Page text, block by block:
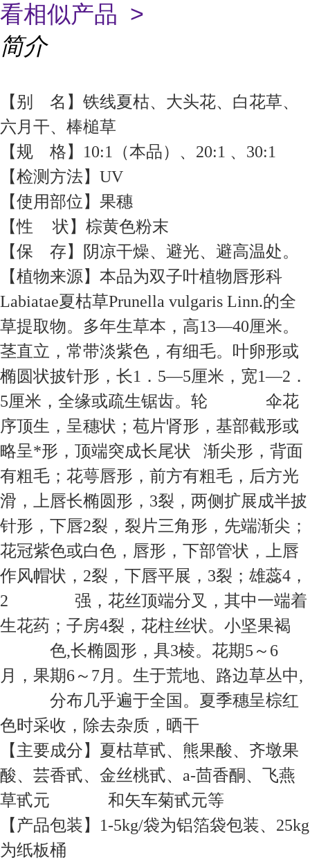
看相似产品 >
简介
【别 名】铁线夏枯、大头花、白花草、
六月干、棒槌草
【规 格】10:1（本品）、20:1 、30:1
【检测方法】UV
【使用部位】果穗
【性 状】棕黄色粉末
【保 存】阴凉干燥、避光、避高温处。
【植物来源】本品为双子叶植物唇形科
Labiatae夏枯草Prunella vulgaris Linn.的全
草提取物。多年生草本，高13—40厘米。
茎直立，常带淡紫色，有细毛。叶卵形或
椭圆状披针形，长1．5—5厘米，宽1—2．
5厘米，全缘或疏生锯齿。轮 伞花
序顶生，呈穗状；苞片肾形，基部截形或
略呈*形，顶端突成长尾状 渐尖形，背面
有粗毛；花萼唇形，前方有粗毛，后方光
滑，上唇长椭圆形，3裂，两侧扩展成半披
针形，下唇2裂，裂片三角形，先端渐尖；
花冠紫色或白色，唇形，下部管状，上唇
作风帽状，2裂，下唇平展，3裂；雄蕊4，
2 强，花丝顶端分叉，其中一端着
生花药；子房4裂，花柱丝状。小坚果褐
色,长椭圆形，具3棱。花期5～6
月，果期6～7月。生于荒地、路边草丛中,
分布几乎遍于全国。夏季穗呈棕红
色时采收，除去杂质，晒干
【主要成分】夏枯草甙、熊果酸、齐墩果
酸、芸香甙、金丝桃甙、a-茴香酮、飞燕
草甙元 和矢车菊甙元等
【产品包装】1-5kg/袋为铝箔袋包装、25kg
为纸板桶